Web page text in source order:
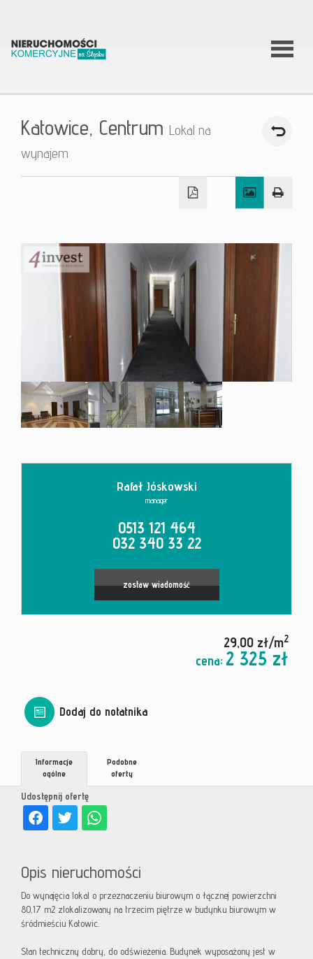
O firmie
robimy?
Kontakt
Katowice, Centrum Lokal na
wynajem
Rafał Jóskowski
manager
0513 121 464
032 340 33 22
zostaw wiadomość
29,00 zł/m2
cena: 2 325 zł
Dodaj do notatnika
Udostępnij ofertę
Informacje
ogólne
Podobne
oferty
Opis nieruchomości
Do wynajęcia lokal o przeznaczeniu biurowym o łącznej powierzchni
80,17 m2 zlokalizowany na trzecim piętrze w budynku biurowym w
śródmieściu Katowic.
Stan techniczny dobry, do odświeżenia. Budynek wyposażony jest w